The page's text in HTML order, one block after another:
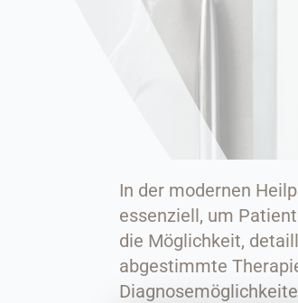
In der modernen
essenziell, um
die Möglichkeit,
abgestimmte